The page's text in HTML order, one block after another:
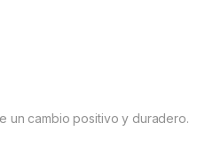
un cambio positivo y duradero.